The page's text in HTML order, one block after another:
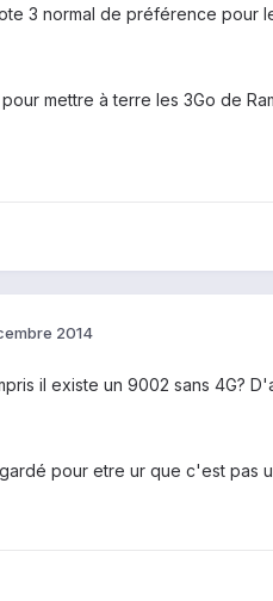
3 normal de préférence pour
mettre à terre les 3Go de
2014
il existe un 9002 sans 4G?
pour etre ur que c'est pas